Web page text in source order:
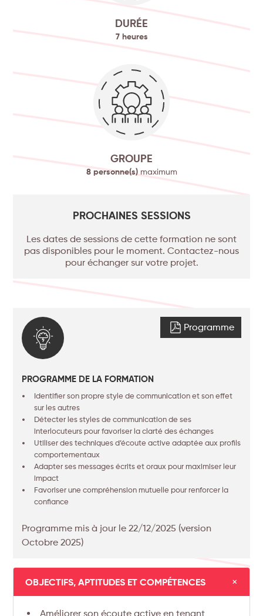
DURÉE
7 heures
GROUPE
8 personne(s)maximum
PROCHAINES SESSIONS
Les dates de sessions de cette formation ne sont
pas disponibles pour le moment. Contactez-nous
pour échanger sur votre projet.
Programme
PROGRAMME DE LA FORMATION
Identifier son propre style de communication et son effet
sur les autres
Détecter les styles de communication de ses
interlocuteurs pour favoriser la clarté des échanges
Utiliser des techniques d’écoute active adaptée aux profils
comportementaux
Adapter ses messages écrits et oraux pour maximiser leur
impact
Favoriser une compréhension mutuelle pour renforcer la
confiance
Programme mis à jour le 22/12/2025 (version
Octobre 2025)
OBJECTIFS, APTITUDES ET COMPÉTENCES +
Améliorer son écoute active en tenant